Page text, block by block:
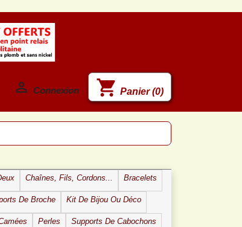
 Connexion shopping_cart Panier (0)
Chaînes, Fils, Cordons... Bracelets
De Broche Kit De Bijou Ou Déco
Perles Supports De Cabochons